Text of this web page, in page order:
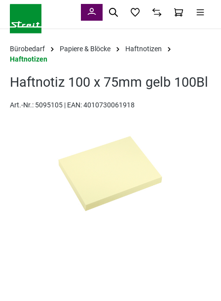
Bürobedarf Papiere & Blöcke
Haftnotizen
Haftnotizen
Haftnotiz 100 x 75mm gelb 100Bl
Art.-Nr.: 5095105 | EAN: 4010730061918